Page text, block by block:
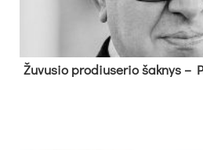
Žu­vu­sio pro­diu­se­rio šak­nys –